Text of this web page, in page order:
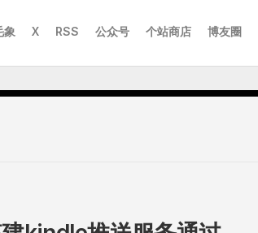
象 X RSS 公众号 个站商店 博友圈